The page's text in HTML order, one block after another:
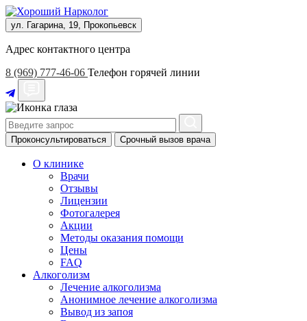
ул. Гагарина, 19, Прокопьевск
Адрес контактного центра
8 (969) 777-46-06 Телефон горячей линии
Проконсультироваться Срочный вызов врача
О клинике
Врачи
Отзывы
Лицензии
Фотогалерея
Акции
Методы оказания помощи
Цены
FAQ
Алкоголизм
Лечение алкоголизма
Анонимное лечение алкоголизма
Вывод из запоя